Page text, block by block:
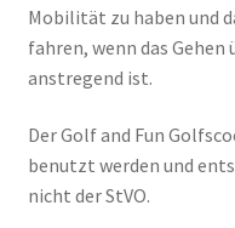
Mobilität zu haben und
fahren, wenn das
anstregend ist.
Der Golf and Fun
benutzt werden und
nicht der StVO.